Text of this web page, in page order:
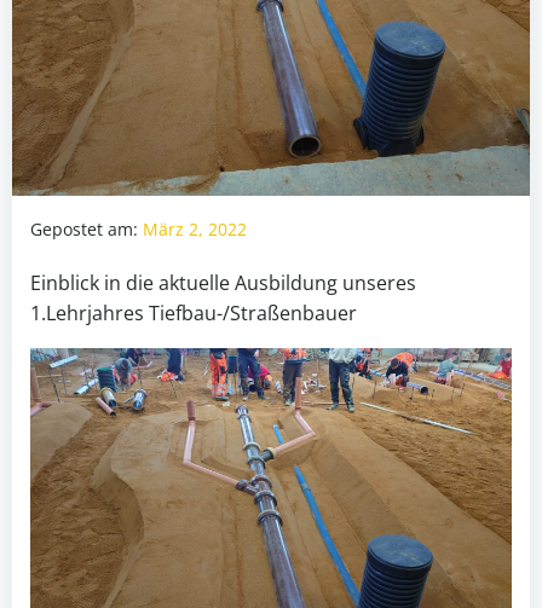
Gepostet am: März 2, 2022
Einblick in die aktuelle Ausbildung unseres
1.Lehrjahres Tiefbau-/Straßenbauer